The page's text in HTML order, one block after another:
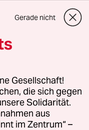
oder für Genehmigungen
Richtlinien
Gerade nicht
Gesellschaft!
die sich gegen
Solidarität.
aus
im Zentrum“ –